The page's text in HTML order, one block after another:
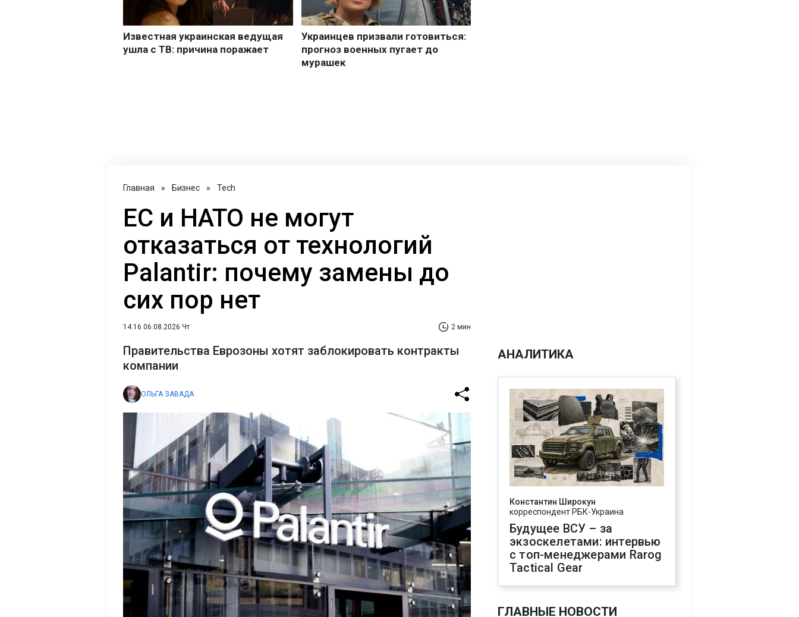
Главная » Бизнес » Tech
ЕС и НАТО не могут
отказаться от технологий
Palantir: почему замены до
сих пор нет
14:16 06.08.2026 Чт 2 мин
Правительства Еврозоны хотят заблокировать контракты
компании
ОЛЬГА ЗАВАДА
АНАЛИТИКА
Константин Широкун
корреспондент РБК-Украина
Будущее ВСУ – за
экзоскелетами: интервью
с топ-менеджерами Rarog
Tactical Gear
ГЛАВНЫЕ НОВОСТИ